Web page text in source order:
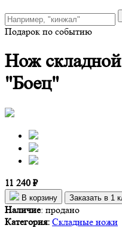
Подарок по событию
Нож
"Боец"
11 240 ₽
В корзину Заказать в 1
Наличие: продано
Категория: Складные ножи